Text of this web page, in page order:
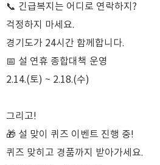
📞 긴급복지는 어디로 연락하지?
걱정하지 마세요.
경기도가 24시간 함께합니다.
📅 설 연휴 종합대책 운영
2.14.(토) ~ 2.18.(수)
그리고!
🎁 설 맞이 퀴즈 이벤트 진행 중!
퀴즈 맞히고 경품까지 받아가세요.